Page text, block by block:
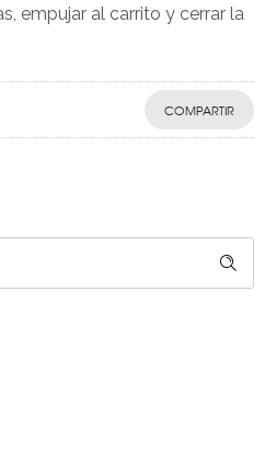
empujar al carrito y cerrar la
COMPARTIR